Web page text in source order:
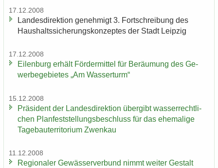
17.12.2008
Lan­des­di­rek­ti­on ge­neh­migt 3. Fort­schrei­bung des
Haus­halts­si­che­rungs­kon­zep­tes der Stadt Leip­zig
17.12.2008
Ei­len­burg er­hält För­der­mit­tel für Be­räu­mung des Ge­
wer­be­ge­bie­tes „Am Was­ser­turm“
15.12.2008
Prä­si­dent der Lan­des­di­rek­ti­on über­gibt was­ser­recht­li­
chen Plan­fest­stel­lungs­be­schluss für das ehe­ma­li­ge
Ta­ge­bau­ter­ri­to­ri­um Zwenkau
11.12.2008
Re­gio­na­ler Ge­wäs­ser­ver­bund nimmt wei­ter Ge­stalt